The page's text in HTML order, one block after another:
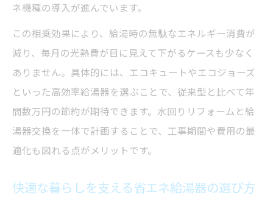
ネ機種の導入が進んでいます。
この相乗効果により、給湯時の無駄なエネルギー消費が
減り、毎月の光熱費が目に見えて下がるケースも少なく
ありません。具体的には、エコキュートやエコジョーズ
といった高効率給湯器を選ぶことで、従来型と比べて年
間数万円の節約が期待できます。水回りリフォームと給
湯器交換を一体で計画することで、工事期間や費用の最
適化も図れる点がメリットです。
快適な暮らしを支える省エネ給湯器の選び方